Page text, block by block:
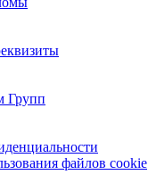
Групп
файлов cookie